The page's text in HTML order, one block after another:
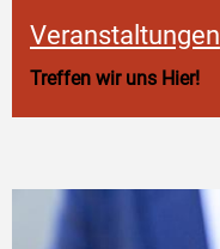
Veranstaltungen
Treffen wir uns Hier!